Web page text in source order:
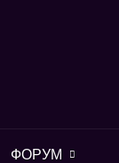
ФОРУМ